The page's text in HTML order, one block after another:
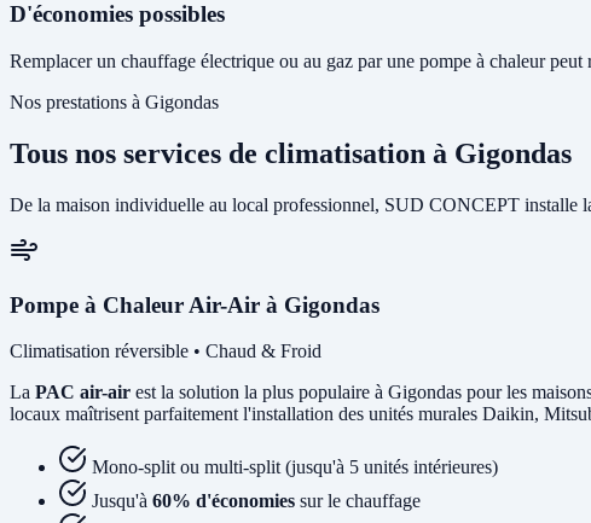
D'économies possibles
Remplacer un chauffage électrique ou au gaz par une pompe à chaleur
Nos prestations à Gigondas
Tous nos services de climatisation à Gigondas
De la maison individuelle au local professionnel, SUD CONCEPT installe
Pompe à Chaleur Air-Air à Gigondas
Climatisation réversible • Chaud & Froid
La PAC air-air est la solution la plus populaire à Gigondas pour les
locaux maîtrisent parfaitement l'installation des unités murales Daikin,
Mono-split ou multi-split (jusqu'à 5 unités intérieures)
Jusqu'à 60% d'économies sur le chauffage